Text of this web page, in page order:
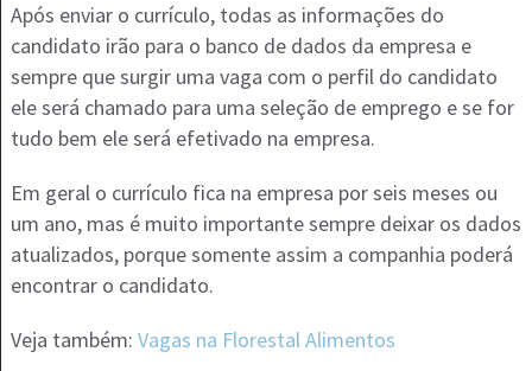
Após enviar o currículo, todas as informações do
candidato irão para o banco de dados da empresa e
sempre que surgir uma vaga com o perfil do candidato
ele será chamado para uma seleção de emprego e se for
tudo bem ele será efetivado na empresa.
Em geral o currículo fica na empresa por seis meses ou
um ano, mas é muito importante sempre deixar os dados
atualizados, porque somente assim a companhia poderá
encontrar o candidato.
Veja também: Vagas na Florestal Alimentos